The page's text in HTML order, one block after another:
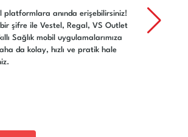
platformlara anında erişebilirsiniz!
şifre ile Vestel, Regal, VS Outlet
Sağlık mobil uygulamalarımıza
da kolay, hızlı ve pratik hale